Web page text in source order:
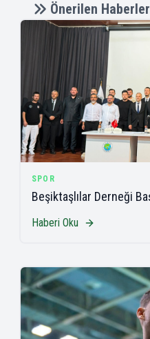
Önerilen Haberler
SPOR
Beşiktaşlılar Derneği
Haberi Oku